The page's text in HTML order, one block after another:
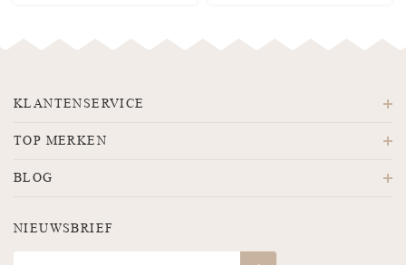
KLANTENSERVICE
TOP MERKEN
BLOG
NIEUWSBRIEF